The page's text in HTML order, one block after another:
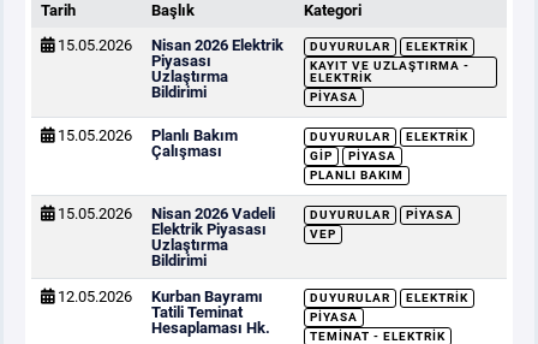
Tarih Başlık
Kategori
15.05.2026
Nisan 2026 Elektrik
Piyasası
Uzlaştırma
Bildirimi
DUYURULAR
ELEKTRIK
KAYIT VE UZLAŞTIRMA -
ELEKTRIK
PIYASA
15.05.2026
Planlı Bakım
Çalışması
DUYURULAR
ELEKTRIK
GİP
PIYASA
PLANLI BAKIM
15.05.2026
Nisan 2026 Vadeli
Elektrik Piyasası
Uzlaştırma
Bildirimi
DUYURULAR
PIYASA
VEP
12.05.2026
Kurban Bayramı
Tatili Teminat
Hesaplaması Hk.
DUYURULAR
ELEKTRIK
PIYASA
TEMINAT - ELEKTRIK